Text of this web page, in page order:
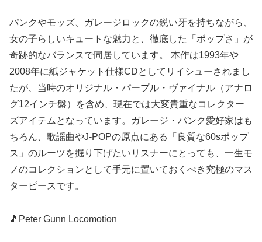
パンクやモッズ、ガレージロックの鋭い牙を持ちながら、
女の子らしいキュートな魅力と、徹底した「ポップさ」が
奇跡的なバランスで同居しています。 本作は1993年や
2008年に紙ジャケット仕様CDとしてリイシューされまし
たが、当時のオリジナル・パープル・ヴァイナル（アナロ
グ12インチ盤）を含め、現在では大変貴重なコレクター
ズアイテムとなっています。ガレージ・パンク愛好家はも
ちろん、歌謡曲やJ-POPの原点にある「良質な60sポップ
ス」のルーツを掘り下げたいリスナーにとっても、一生モ
ノのコレクションとして手元に置いておくべき究極のマス
ターピースです。
🎵Peter Gunn Locomotion